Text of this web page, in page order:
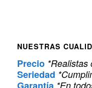
NUESTRAS
Precio *Realistas
Seriedad
*En